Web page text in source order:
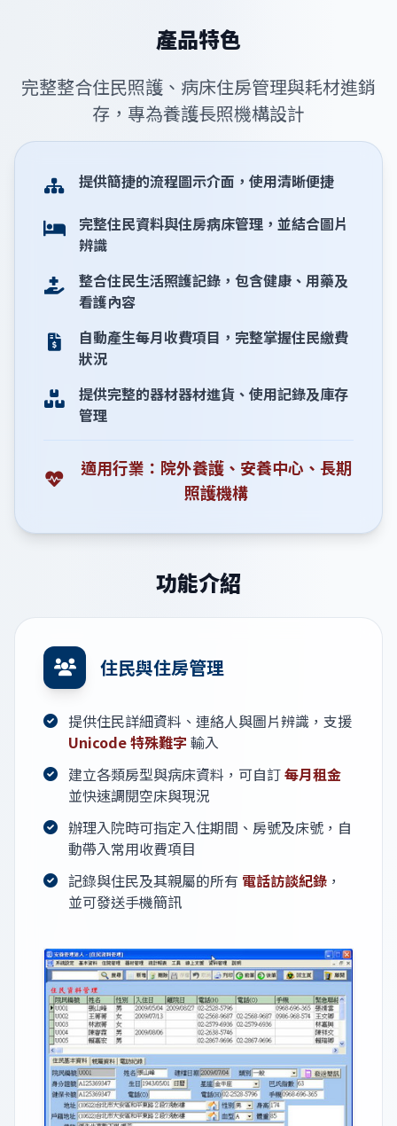
產品特色
完整整合住民照護、病床住房管理與耗材進銷
存，專為養護長照機構設計
提供簡捷的流程圖示介面，使用清晰便捷
完整住民資料與住房病床管理，並結合圖片
辨識
整合住民生活照護記錄，包含健康、用藥及
看護內容
自動產生每月收費項目，完整掌握住民繳費
狀況
提供完整的器材器材進貨、使用記錄及庫存
管理
適用行業：院外養護、安養中心、長期
照護機構
功能介紹
住民與住房管理
提供住民詳細資料、連絡人與圖片辨識，支援
Unicode 特殊難字 輸入
建立各類房型與病床資料，可自訂每月租金
並快速調閱空床與現況
辦理入院時可指定入住期間、房號及床號，自
動帶入常用收費項目
記錄與住民及其親屬的所有 電話訪談紀錄 ，
並可發送手機簡訊